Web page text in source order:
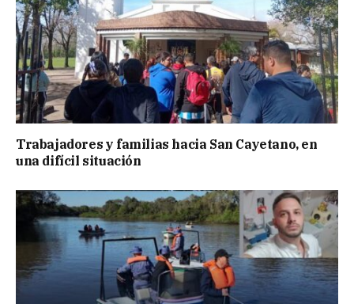
Trabajadores y familias hacia San Cayetano, en
una difícil situación